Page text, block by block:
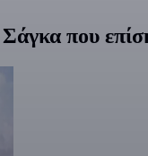
που